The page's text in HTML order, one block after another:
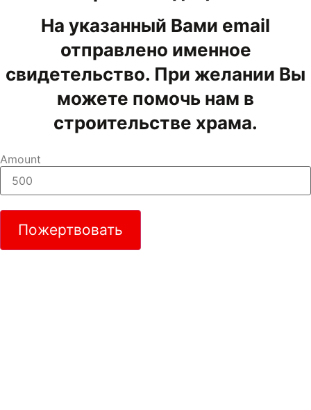
На указанный Вами email
отправлено именное
свидетельство. При желании Вы
можете помочь нам в
строительстве храма.
Amount
Пожертвовать